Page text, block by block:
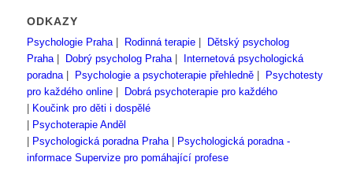
ODKAZY
Psychologie Praha| Rodinná terapie|
Dětský psycholog
Praha| Dobrý psycholog Praha|
Internetová psychologická
poradna| Psychologie a psychoterapie přehledně|
Psychotesty
pro každého online|
Dobrá psychoterapie pro každého
Koučink pro děti i dospělé
Psychoterapie Anděl
Psychologická poradna Praha|
Psychologická poradna -
informace Supervize pro pomáhající profese